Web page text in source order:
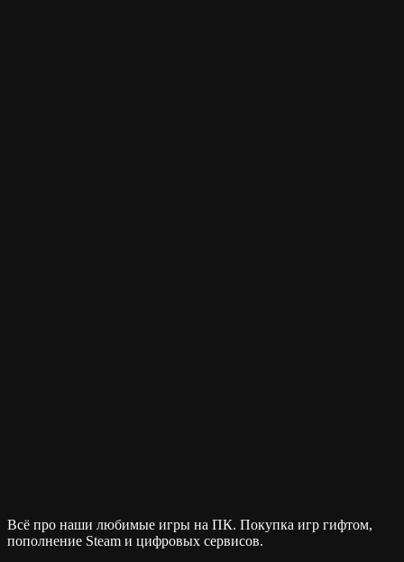
Всё про наши любимые игры на ПК. Покупка игр гифтом,
пополнение Steam и цифровых сервисов.